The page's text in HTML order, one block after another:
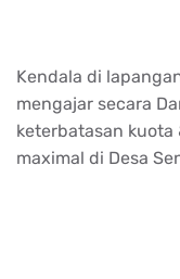
Kendala di
mengajar secara
keterbatasan
maximal di Desa